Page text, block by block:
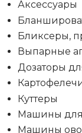
Аксессуары
Бликсеры,
Выпарные
Дозаторы
Куттеры
Машины для
Машины